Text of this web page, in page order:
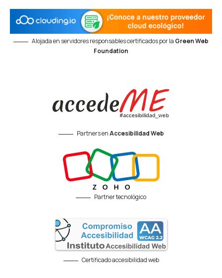
Alojada en servidores responsables certificados por la Green Web
Foundation
Partners enAccesibilidad Web
Partner tecnológico
Certificado accesibilidad web